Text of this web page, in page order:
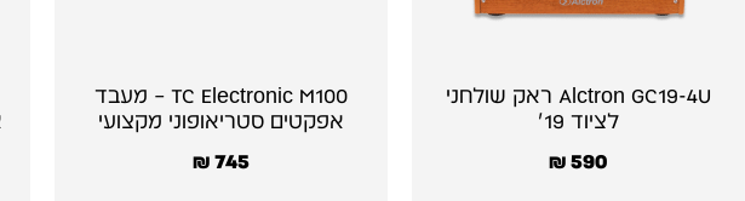
Alctron GC19-4U ראק שולחני
לציוד 19״
₪590
TC Electronic M100 – מעבד
אפקטים סטריאופוני מקצועי
₪745